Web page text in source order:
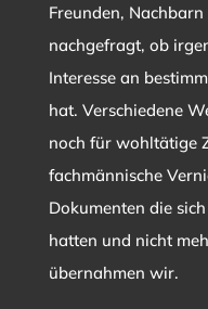
Freunden,
nachgefragt, ob
Interesse an
hat. Verschiedene
noch für wohltätige
fachmännische
Dokumenten die
hatten und nicht
übernahmen wir.